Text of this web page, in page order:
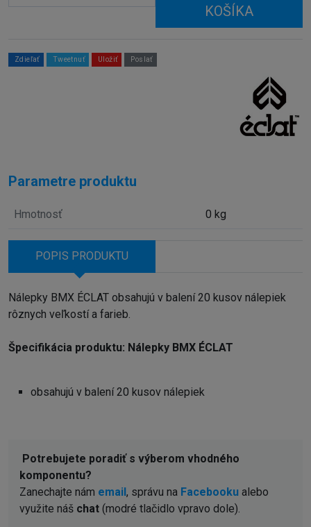
KOŠÍKA
Zdieľať Tweetnuť Uložiť Poslať
Parametre produktu
Hmotnosť 0 kg
POPIS PRODUKTU
Nálepky BMX ÉCLAT obsahujú v balení 20 kusov nálepiek
rôznych veľkostí a farieb.
Špecifikácia produktu: Nálepky BMX ÉCLAT
obsahujú v balení 20 kusov nálepiek
Potrebujete poradiť s výberom vhodného
komponentu?
Zanechajte nám email, správu na Facebooku alebo
využite náš chat (modré tlačidlo vpravo dole).